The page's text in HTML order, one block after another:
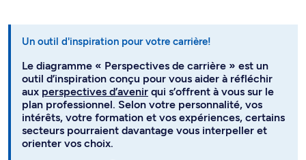
Un outil d'inspiration pour votre carrière!
Le diagramme « Perspectives de carrière » est un
outil d’inspiration conçu pour vous aider à réfléchir
aux perspectives d’avenir qui s’offrent à vous sur le
plan professionnel. Selon votre personnalité, vos
intérêts, votre formation et vos expériences, certains
secteurs pourraient davantage vous interpeller et
orienter vos choix.